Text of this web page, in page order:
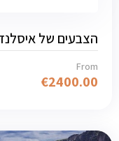
הצבעים של איסלנד
From
€2400.00